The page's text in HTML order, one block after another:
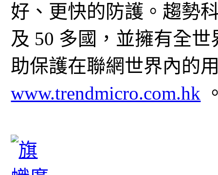
好、更快的防護。趨勢
及 50 多國，並擁有全
助保護在聯網世界內的
www.trendmicro.com.hk